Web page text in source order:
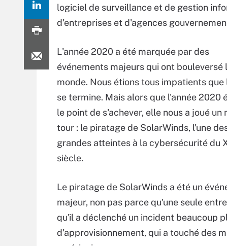
logiciel de surveillance et de gestion
d'entreprises et d'agences
L'année 2020 a été marquée par des
événements majeurs qui ont bouleversé
monde. Nous étions tous impatients que
se termine. Mais alors que l'année 2020
le point de s'achever, elle nous a joué un
tour : le piratage de SolarWinds, l'une
grandes atteintes à la cybersécurité du
siècle.
Le piratage de SolarWinds a été un
majeur, non pas parce qu'une seule
qu'il a déclenché un incident beaucoup
d'approvisionnement, qui a touché des